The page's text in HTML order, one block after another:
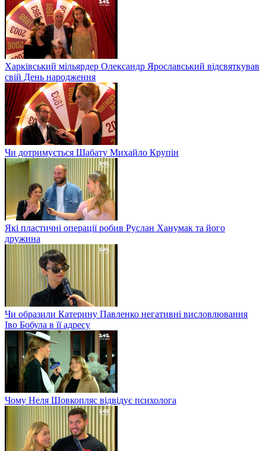
Харківський мільярдер Олександр Ярославський відсвяткував
свій День народження
Чи дотримується Шабату Михайло Крупін
Які пластичні операції робив Руслан Ханумак та його
дружина
Чи образили Катерину Павленко негативні висловлювання
Іво Бобула в її адресу
Чому Неля Шовкопляс відвідує психолога